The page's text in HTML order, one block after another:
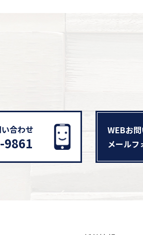
合わせ
9861
WEBお
メールフ